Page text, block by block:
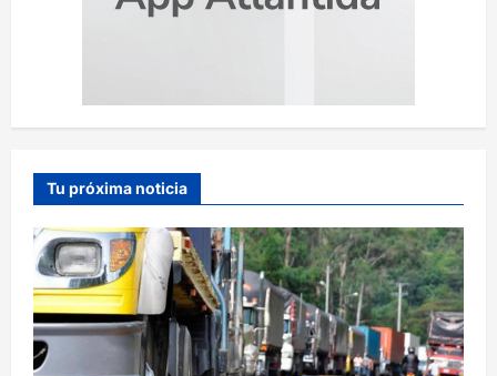
Tu próxima noticia